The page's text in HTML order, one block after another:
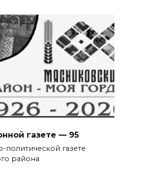
газете — 95
газете
района